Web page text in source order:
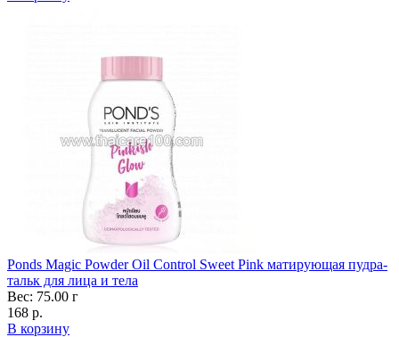
Ponds Magic Powder Oil Control Sweet Pink матирующая пудра-
тальк для лица и тела
Вес: 75.00 г
168 р.
В корзину